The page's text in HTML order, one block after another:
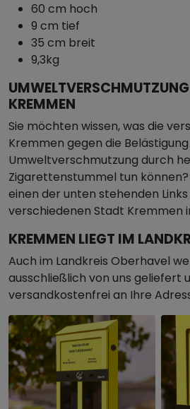
60 cm hoch
9 cm tief
35 cm breit
9,3kg
KREMMEN
Sie möchten wissen, was die
Kremmen gegen die
Umweltverschmutzung durch
Zigarettenstummel tun können?
einen der unten stehenden Links
verschiedenen Stadt Kremmen
KREMMEN LIEGT IM
Auch im Landkreis Oberhavel
ausschließlich von uns geliefert
versandkostenfrei an Ihre